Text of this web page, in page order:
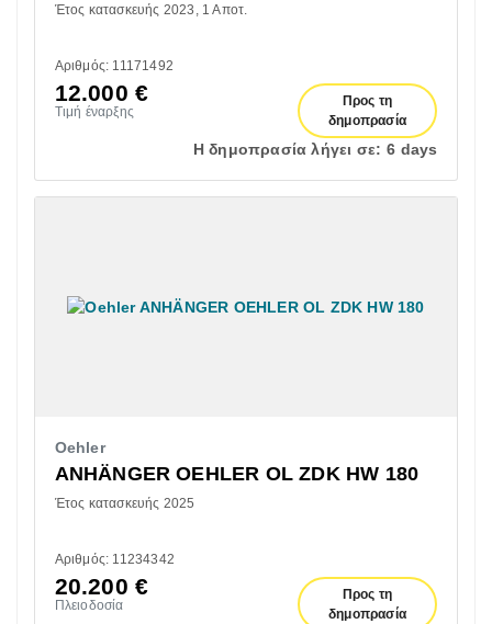
Έτος κατασκευής 2023 1 Αποτ.
Αριθμός: 11171492
12.000 €
Τιμή έναρξης
Προς τη
δημοπρασία
Η δημοπρασία λήγει σε: 6 days
Oehler
ANHÄNGER OEHLER OL ZDK HW 180
Έτος κατασκευής 2025
Αριθμός: 11234342
20.200 €
Πλειοδοσία
Προς τη
δημοπρασία